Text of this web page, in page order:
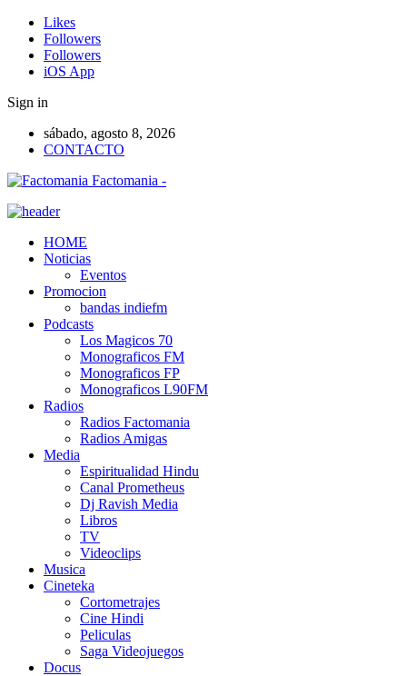
Likes
Followers
Followers
iOS App
Sign in
sábado, agosto 8, 2026
CONTACTO
Factomania -
HOME
Noticias
Eventos
Promocion
bandas indiefm
Podcasts
Los Magicos 70
Monograficos FM
Monograficos FP
Monograficos L90FM
Radios
Radios Factomania
Radios Amigas
Media
Espiritualidad Hindu
Canal Prometheus
Dj Ravish Media
Libros
TV
Videoclips
Musica
Cineteka
Cortometrajes
Cine Hindi
Peliculas
Saga Videojuegos
Docus